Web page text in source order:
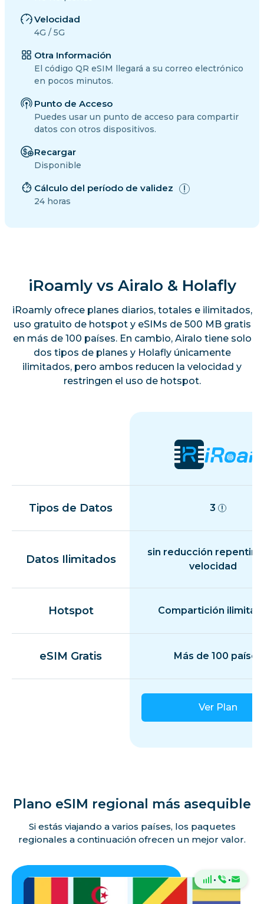
Velocidad
4G / 5G
Otra Información
El código QR eSIM llegará a su correo electrónico
en pocos minutos.
Punto de Acceso
Puedes usar un punto de acceso para compartir
datos con otros dispositivos.
Recargar
Disponible
Cálculo del período de validez
24 horas
iRoamly vs Airalo & Holafly
iRoamly ofrece planes diarios, totales e ilimitados,
uso gratuito de hotspot y eSIMs de 500 MB gratis
en más de 100 países. En cambio, Airalo tiene solo
dos tipos de planes y Holafly únicamente
ilimitados, pero ambos reducen la velocidad y
restringen el uso de hotspot.
Tipos de Datos 3
Datos Ilimitados
sin reducción
velocidad
Hotspot Compartición
eSIM Gratis Más de 100 países
Ver Plan
Plano eSIM regional más asequible
Si estás viajando a varios países, los paquetes
regionales a continuación ofrecen un mejor valor.
· ·